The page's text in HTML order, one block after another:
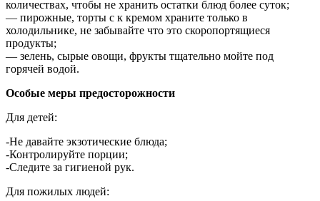
количествах, чтобы не хранить остатки блюд более суток;
— пирожные, торты с к кремом храните только в
холодильнике, не забывайте что это скоропортящиеся
продукты;
— зелень, сырые овощи, фрукты тщательно мойте под
горячей водой.
Особые меры предосторожности
Для детей:
-Не давайте экзотические блюда;
-Контролируйте порции;
-Следите за гигиеной рук.
Для пожилых людей: